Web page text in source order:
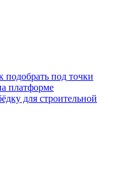
под точки
платформе
для строительной